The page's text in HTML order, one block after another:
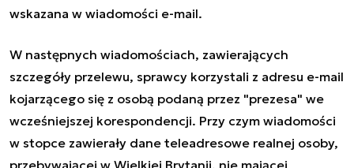
wskazana w wiadomości e-mail.
W następnych wiadomościach, zawierających
szczegóły przelewu, sprawcy korzystali z adresu e-mail
kojarzącego się z osobą podaną przez "prezesa" we
wcześniejszej korespondencji. Przy czym wiadomości
w stopce zawierały dane teleadresowe realnej osoby,
przebywającej w Wielkiej Brytanii, nie mającej